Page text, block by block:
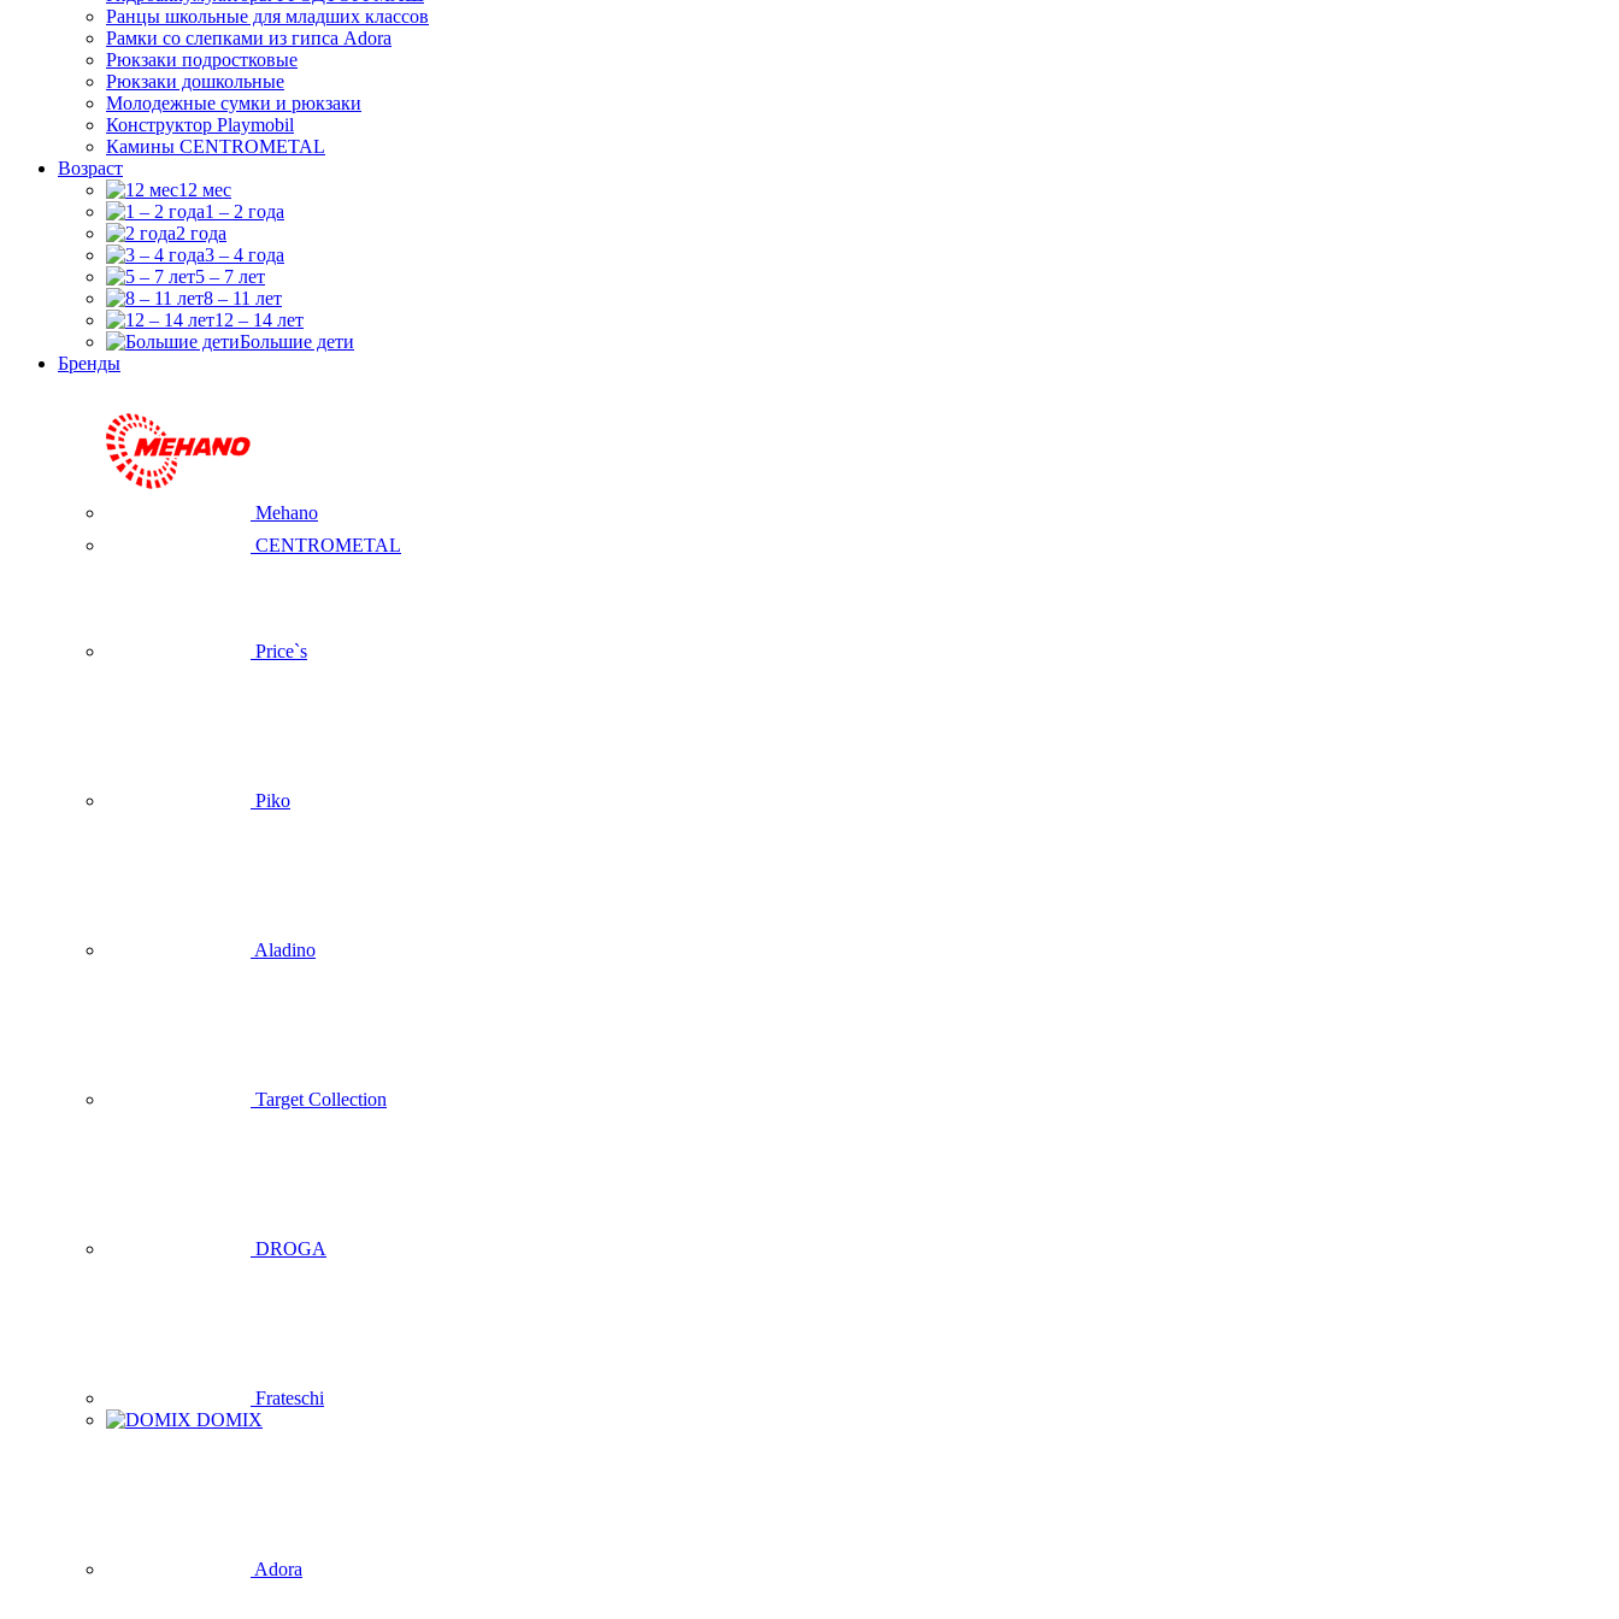
Ранцы школьные для младших классов
Рамки со слепками из гипса Adora
Рюкзаки подростковые
Рюкзаки дошкольные
Молодежные сумки и рюкзаки
Конструктор Playmobil
Камины CENTROMETAL
Возраст
12 мес
1 – 2 года
2 года
3 – 4 года
5 – 7 лет
8 – 11 лет
12 – 14 лет
Большие дети
Бренды
Mehano
CENTROMETAL
Price`s
Piko
Aladino
Target Collection
DROGA
Frateschi
DOMIX
Adora